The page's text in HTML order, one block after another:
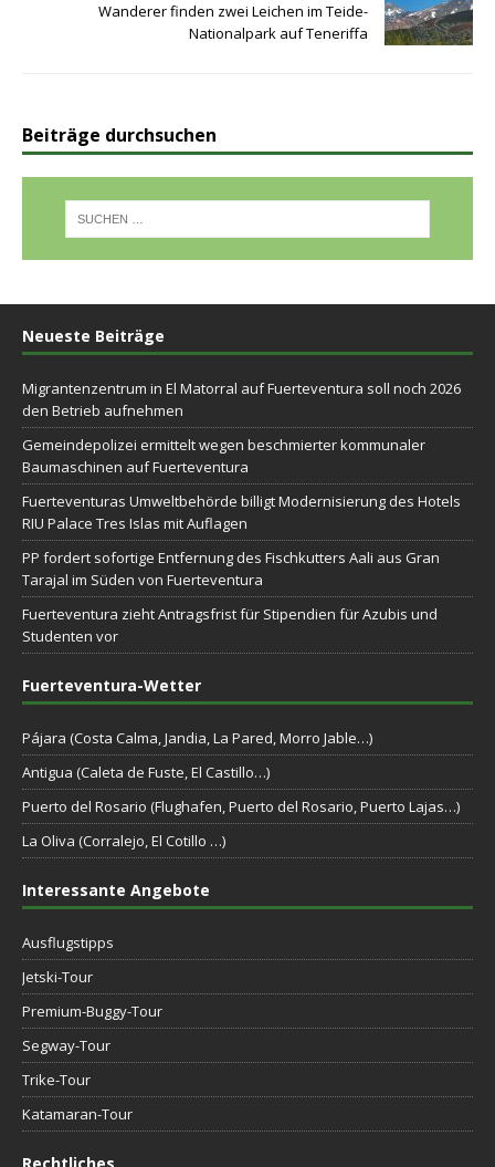
Wanderer finden zwei Leichen im Teide-
Nationalpark auf Teneriffa
Beiträge durchsuchen
Neueste Beiträge
Migrantenzentrum in El Matorral auf Fuerteventura soll noch 2026
den Betrieb aufnehmen
Gemeindepolizei ermittelt wegen beschmierter kommunaler
Baumaschinen auf Fuerteventura
Fuerteventuras Umweltbehörde billigt Modernisierung des Hotels
RIU Palace Tres Islas mit Auflagen
PP fordert sofortige Entfernung des Fischkutters Aali aus Gran
Tarajal im Süden von Fuerteventura
Fuerteventura zieht Antragsfrist für Stipendien für Azubis und
Studenten vor
Fuerteventura-Wetter
Pájara (Costa Calma, Jandia, La Pared, Morro Jable…)
Antigua (Caleta de Fuste, El Castillo…)
Puerto del Rosario (Flughafen, Puerto del Rosario, Puerto Lajas…)
La Oliva (Corralejo, El Cotillo …)
Interessante Angebote
Ausflugstipps
Jetski-Tour
Premium-Buggy-Tour
Segway-Tour
Trike-Tour
Katamaran-Tour